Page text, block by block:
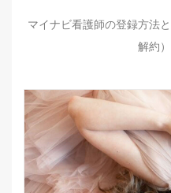
マイナビ看護師の登録方法
解約